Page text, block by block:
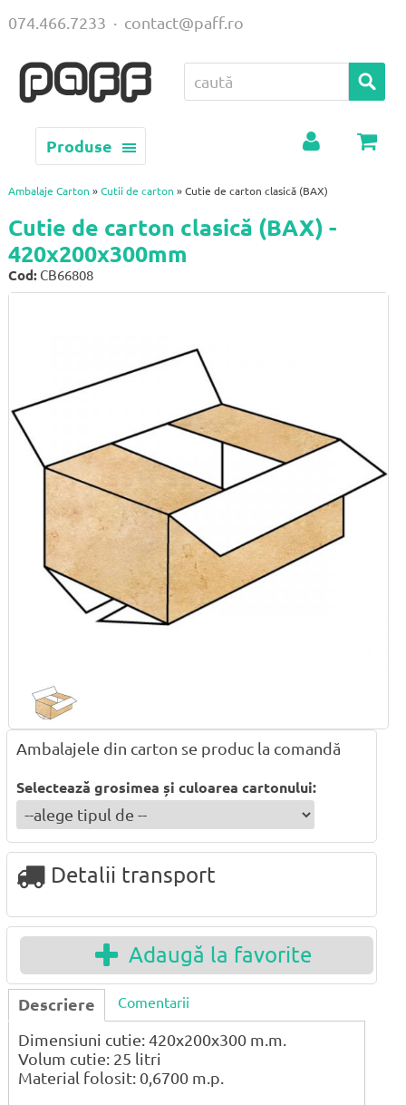
Produse
074.466.7233 · contact@paff.ro
Ambalaje Carton » Cutii de carton » Cutie de carton clasică (BAX)
Cutie de carton clasică (BAX) -
420x200x300mm
Cod: CB66808
Ambalajele din carton se produc la comandă
Selectează grosimea și culoarea cartonului:
Detalii transport
Adaugă la favorite
Descriere Comentarii
Dimensiuni cutie: 420x200x300 m.m.
Volum cutie: 25 litri
Material folosit: 0,6700 m.p.